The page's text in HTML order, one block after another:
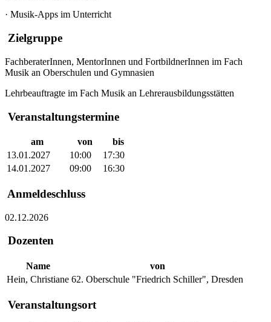
· Musik-Apps im Unterricht
Zielgruppe
FachberaterInnen, MentorInnen und FortbildnerInnen im Fach
Musik an Oberschulen und Gymnasien
Lehrbeauftragte im Fach Musik an Lehrerausbildungsstätten
Veranstaltungstermine
am von
bis
13.01.2027
10:00
17:30
14.01.2027
09:00 16:30
Anmeldeschluss
02.12.2026
Dozenten
Name
von
Hein, Christiane 62. Oberschule "Friedrich Schiller", Dresden
Veranstaltungsort